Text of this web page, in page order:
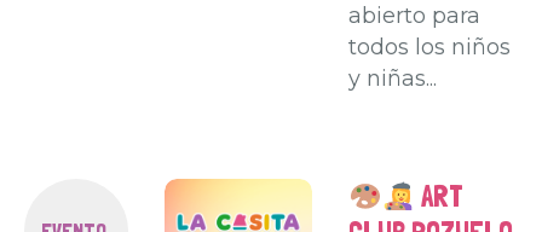
abierto para
todos los niños
y niñas...
ART